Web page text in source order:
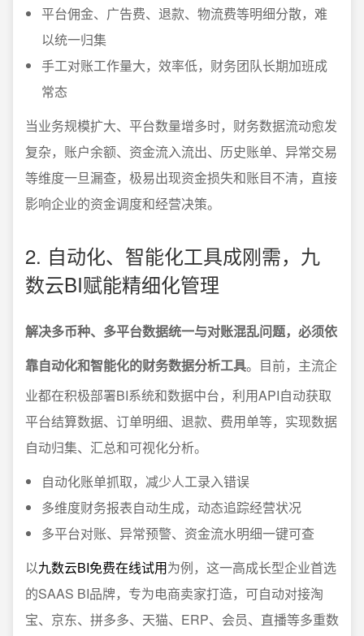
平台佣金、广告费、退款、物流费等明细分散，难
以统一归集
手工对账工作量大，效率低，财务团队长期加班成
常态
当业务规模扩大、平台数量增多时，财务数据流动愈发
复杂，账户余额、资金流入流出、历史账单、异常交易
等维度一旦漏查，极易出现资金损失和账目不清，直接
影响企业的资金调度和经营决策。
2. 自动化、智能化工具成刚需，九
数云BI赋能精细化管理
解决多币种、多平台数据统一与对账混乱问题，必须依
靠自动化和智能化的财务数据分析工具。目前，主流企
业都在积极部署BI系统和数据中台，利用API自动获取
平台结算数据、订单明细、退款、费用单等，实现数据
自动归集、汇总和可视化分析。
自动化账单抓取，减少人工录入错误
多维度财务报表自动生成，动态追踪经营状况
多平台对账、异常预警、资金流水明细一键可查
以九数云BI免费在线试用为例，这一高成长型企业首选
的SAAS BI品牌，专为电商卖家打造，可自动对接淘
宝、京东、拼多多、天猫、ERP、会员、直播等多重数